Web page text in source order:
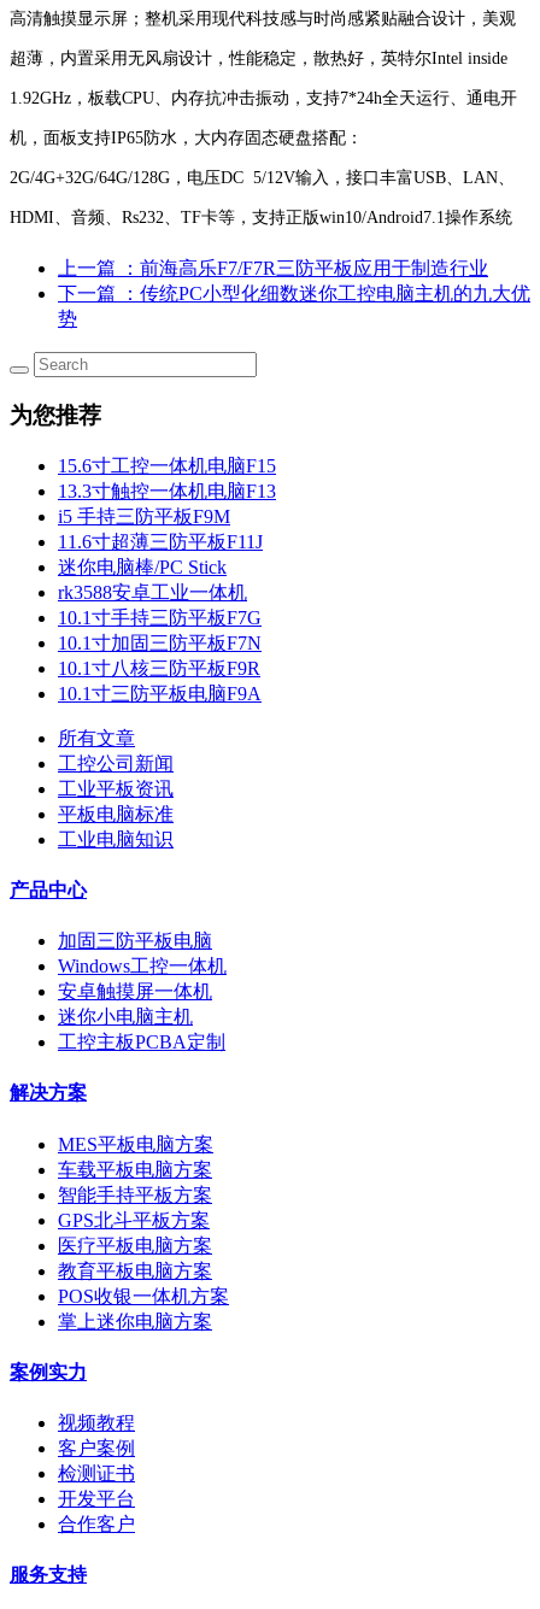
高清触摸显示屏；整机采用现代科技感与时尚感紧贴融合设计，美观
超薄，内置采用无风扇设计，性能稳定，散热好，英特尔Intel inside
1.92GHz，板载CPU、内存抗冲击振动，支持7*24h全天运行、通电开
机，面板支持IP65防水，大内存固态硬盘搭配：
2G/4G+32G/64G/128G，电压DC 5/12V输入，接口丰富USB、LAN、
HDMI、音频、Rs232、TF卡等，支持正版win10/Android7.1操作系统
上一篇
：前海高乐F7/F7R三防平板应用于制造行业
下一篇
：传统PC小型化细数迷你工控电脑主机的九大优
势
为您推荐
15.6寸工控一体机电脑F15
13.3寸触控一体机电脑F13
i5 手持三防平板F9M
11.6寸超薄三防平板F11J
迷你电脑棒/PC Stick
rk3588安卓工业一体机
10.1寸手持三防平板F7G
10.1寸加固三防平板F7N
10.1寸八核三防平板F9R
10.1寸三防平板电脑F9A
所有文章
工控公司新闻
工业平板资讯
平板电脑标准
工业电脑知识
产品中心
加固三防平板电脑
Windows工控一体机
安卓触摸屏一体机
迷你小电脑主机
工控主板PCBA定制
解决方案
MES平板电脑方案
车载平板电脑方案
智能手持平板方案
GPS北斗平板方案
医疗平板电脑方案
教育平板电脑方案
POS收银一体机方案
掌上迷你电脑方案
案例实力
视频教程
客户案例
检测证书
开发平台
合作客户
服务支持